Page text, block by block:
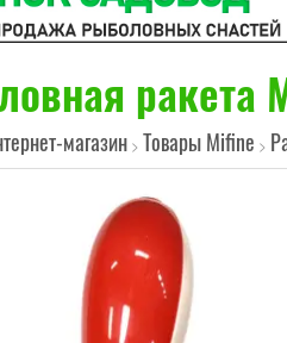
ракета
магазин > Товары Mifine >